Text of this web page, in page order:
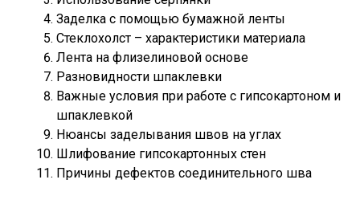
Заделка с помощью бумажной ленты
Стеклохолст – характеристики материала
Лента на флизелиновой основе
Разновидности шпаклевки
Важные условия при работе с гипсокартоном и
шпаклевкой
Нюансы заделывания швов на углах
Шлифование гипсокартонных стен
Причины дефектов соединительного шва